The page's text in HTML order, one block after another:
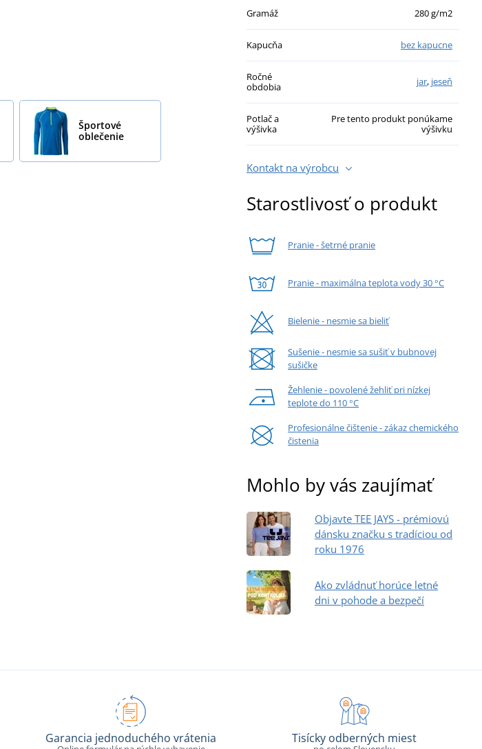
Športové
oblečenie
Gramáž 280 g/m2
Kapucňa bez kapucne
Ročné
obdobia
jar, jeseň
Potlač a
výšivka
Pre tento produkt ponúkame
výšivku
Kontakt na výrobcu
Starostlivosť o produkt
Pranie - šetrné pranie
Pranie - maximálna teplota vody 30 °C
Bielenie - nesmie sa bieliť
Sušenie - nesmie sa sušiť v bubnovej
sušičke
Žehlenie - povolené žehliť pri nízkej
teplote do 110 °C
Profesionálne čištenie - zákaz chemického
čistenia
Mohlo by vás zaujímať
Objavte TEE JAYS - prémiovú
dánsku značku s tradíciou od
roku 1976
Ako zvládnuť horúce letné
dni v pohode a bezpečí
Garancia jednoduchého vrátenia Tisícky odberných miest